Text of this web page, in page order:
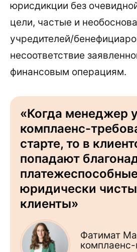
юрисдикции без
цели, частые и
учредителей/
несоответствие
финансовым операциям.
«Когда менеджер
комплаенс-
старте, то в
попадают
юридически
клиенты»
Фатимат
комплаенс-